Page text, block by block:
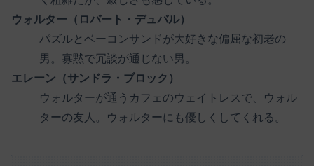
ウォルター（ロバート・デュバル）
パズルとベーコンサンドが大好きな偏屈な初老の
男。寡黙で冗談が通じない男。
エレーン（サンドラ・ブロック）
ウォルターが通うカフェのウェイトレスで、ウォル
ターの友人。ウォルターにも優しくしてくれる。